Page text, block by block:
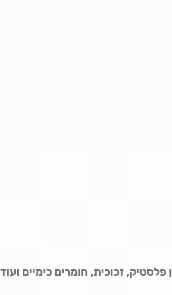
פלסטיק, זכוכית, חומרים כימיים ועוד